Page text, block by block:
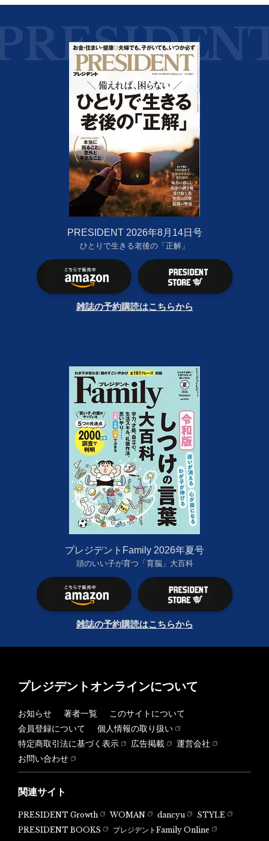
PRESIDENT 2026年8月14日号
ひとりで生きる老後の「正解」
雑誌の予約購読はこちらから
プレジデントFamily 2026年夏号
頭のいい子が育つ「育脳」大百科
雑誌の予約購読はこちらから
プレジデントオンラインについて
お知らせ 著者一覧
このサイトについて
会員登録について
個人情報の取り扱い
特定商取引法に基づく表示
広告掲載
運営会社
お問い合わせ
関連サイト
PRESIDENT Growth WOMAN dancyu
STYLE
PRESIDENT BOOKS
プレジデントFamily Online